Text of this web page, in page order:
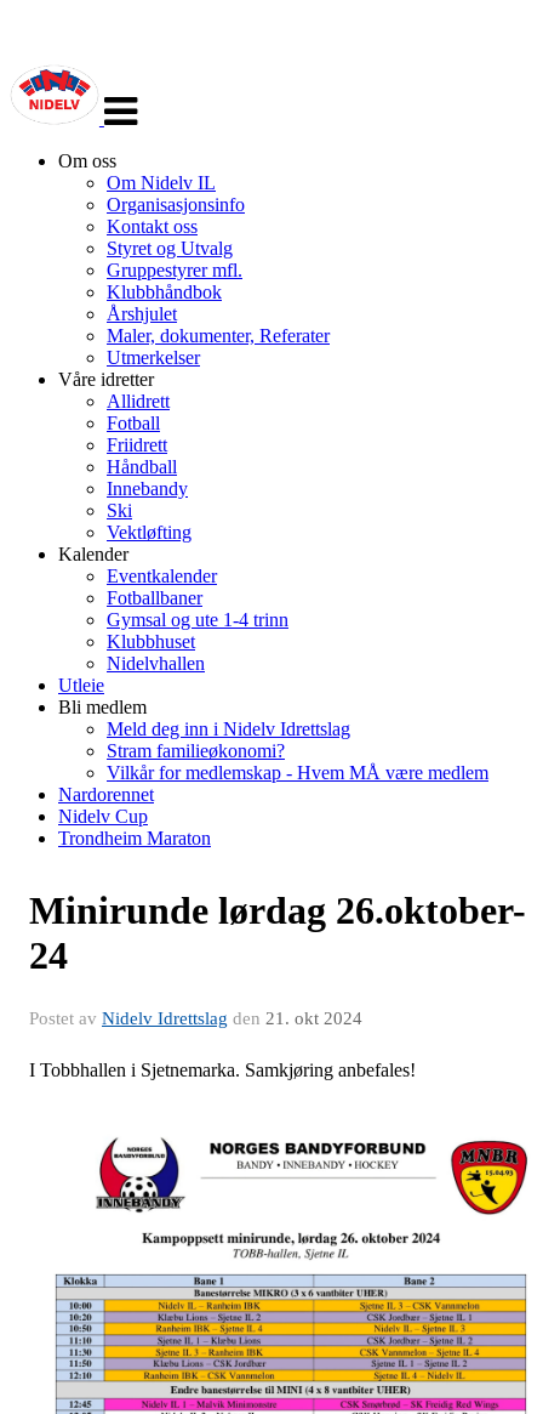
navigasjon
Om oss
Om Nidelv IL
Organisasjonsinfo
Kontakt oss
Styret og Utvalg
Gruppestyrer mfl.
Klubbhåndbok
Årshjulet
Maler, dokumenter, Referater
Utmerkelser
Våre idretter
Allidrett
Fotball
Friidrett
Håndball
Innebandy
Ski
Vektløfting
Kalender
Eventkalender
Fotballbaner
Gymsal og ute 1-4 trinn
Klubbhuset
Nidelvhallen
Utleie
Bli medlem
Meld deg inn i Nidelv Idrettslag
Stram familieøkonomi?
Vilkår for medlemskap - Hvem MÅ være medlem
Nardorennet
Nidelv Cup
Trondheim Maraton
Minirunde lørdag 26.oktober-
24
Postet av Nidelv Idrettslag den 21. okt 2024
I Tobbhallen i Sjetnemarka. Samkjøring anbefales!